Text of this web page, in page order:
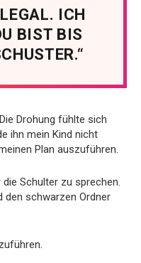
ICH
BIST BIS
Drohung fühlte sich
ihn mein Kind nicht
Plan auszuführen.
Schulter zu sprechen.
den schwarzen Ordner